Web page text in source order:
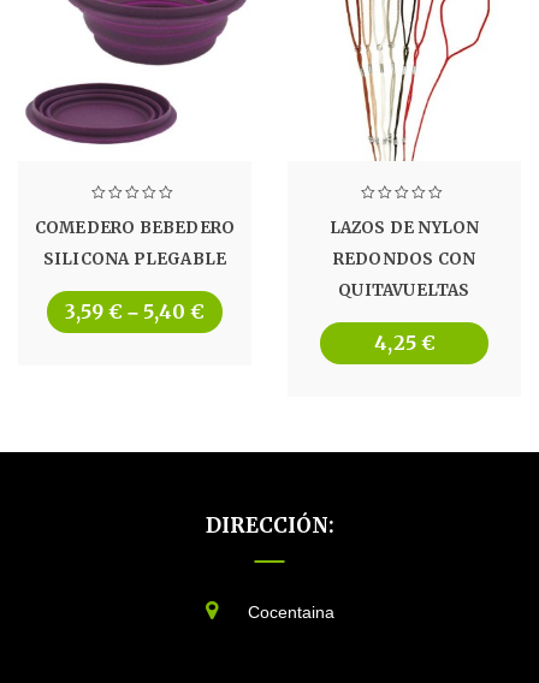
COMEDERO BEBEDERO
SILICONA PLEGABLE
3,59 € – 5,40 €
LAZOS DE NYLON
REDONDOS CON
QUITAVUELTAS
4,25 €
DIRECCIÓN:
Cocentaina